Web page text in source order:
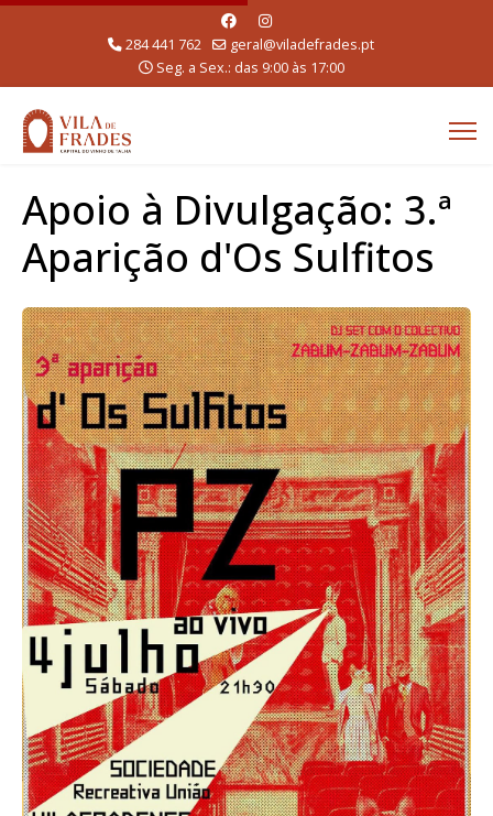
284 441 762
geral@viladefrades.pt
Seg. a Sex.: das 9:00 às 17:00
Apoio à Divulgação: 3.ª
Aparição d'Os Sulfitos